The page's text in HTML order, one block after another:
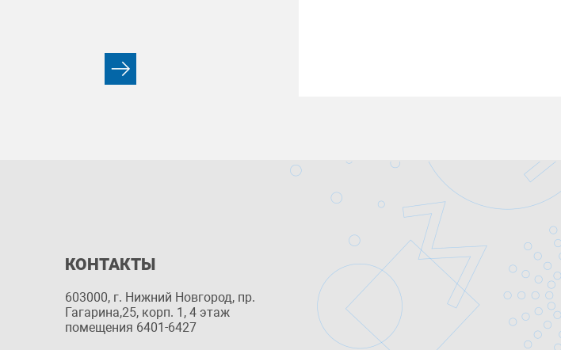
КОНТАКТЫ
603000, г. Нижний Новгород, пр.
Гагарина,25, корп. 1, 4 этаж
помещения 6401-6427